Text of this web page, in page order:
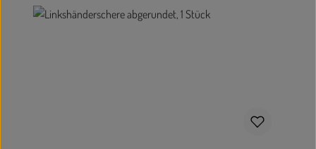
In den Warenkorb